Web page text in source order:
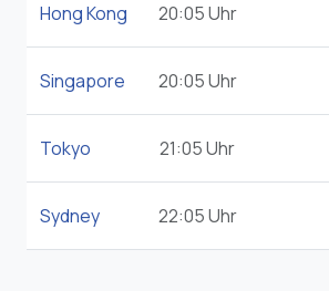
Hong Kong 20:05 Uhr
Singapore 20:05 Uhr
Tokyo 21:05 Uhr
Sydney 22:05 Uhr